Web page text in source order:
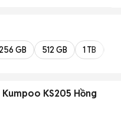
GB 512 GB 1 TB
KS205 Hồng